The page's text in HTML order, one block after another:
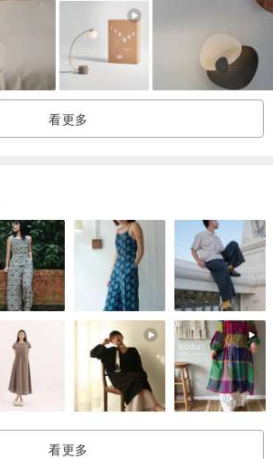
重要，所以我總是準確地描述貨物的狀況，
節。
到我的物品（有退款保證）。
中查看項目？ 讓我知道！ 我會打電話給你並
看更多
看更多